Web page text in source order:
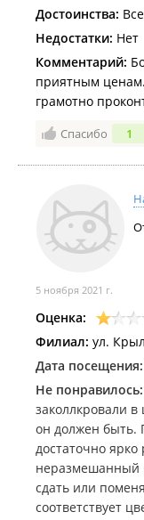
Достоинства:
Недостатки: Нет
Комментарий:
приятным
грамотно
Спасибо 1
5 ноября 2021 г.
Оценка:
Филиал: ул.
Дата посещения:
Не понравилось:
заколлкровали
он должен быть.
достаточно
неразмешанный
сдать или
соответствует